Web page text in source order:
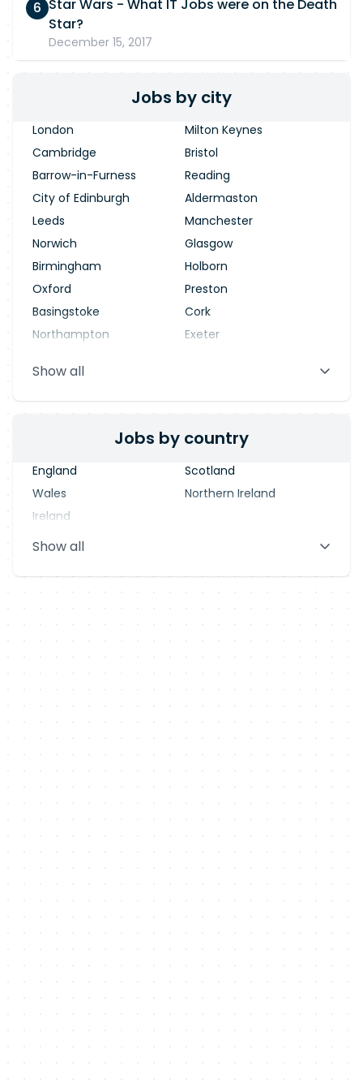
Star Wars - What IT Jobs were on the Death
Star?
December 15, 2017
Jobs by city
London
Milton Keynes
Cambridge
Bristol
Barrow-in-Furness
Reading
City of Edinburgh
Aldermaston
Leeds
Manchester
Norwich
Glasgow
Birmingham
Holborn
Oxford
Preston
Basingstoke
Cork
Northampton
Exeter
Blackpool
Show all
Jobs by country
England
Scotland
Wales
Northern Ireland
Ireland
Show all